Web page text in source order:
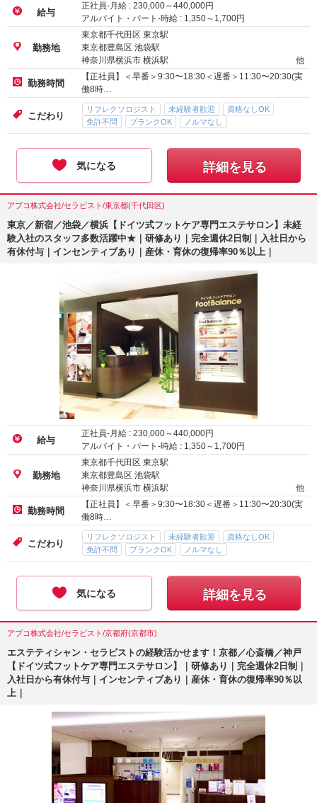
給与
正社員-月給 : 230,000～440,000円
アルバイト・パート-時給 : 1,350～ 1,700円
勤務地
東京都千代田区 東京駅
東京都豊島区 池袋駅
神奈川県横浜市 横浜駅
他
勤務時間
【正社員】＜早番＞9:30〜18:30＜遅番＞11:30〜20:30(実
働8時…
こだわり
リフレクソロジスト 未経験者歓迎
資格なしOK
免許不問
ブランクOK ノルマなし
気になる 詳細を見る
アブコ株式会社/セラピスト/東京都(千代田区)
東京／新宿／池袋／横浜【ドイツ式フットケア専門エステサロン】未経
験入社のスタッフ多数活躍中★｜研修あり｜完全週休2日制｜入社日から
有休付与｜インセンティブあり｜産休・育休の復帰率90％以上｜
給与
正社員-月給 : 230,000～440,000円
アルバイト・パート-時給 : 1,350～ 1,700円
勤務地
東京都千代田区 東京駅
東京都豊島区 池袋駅
神奈川県横浜市 横浜駅
他
勤務時間
【正社員】＜早番＞9:30〜18:30＜遅番＞11:30〜20:30(実
働8時…
こだわり
リフレクソロジスト 未経験者歓迎
資格なしOK
免許不問
ブランクOK ノルマなし
気になる 詳細を見る
アブコ株式会社/セラピスト/京都府(京都市)
エステティシャン・セラピストの経験活かせます！京都／心斎橋／神戸
【ドイツ式フットケア専門エステサロン】｜研修あり｜完全週休2日制｜
入社日から有休付与｜インセンティブあり｜産休・育休の復帰率90％以
上｜